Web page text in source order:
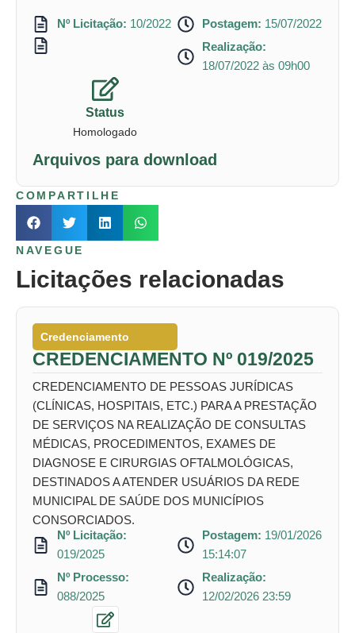
Nº Licitação: 10/2022 Postagem: 15/07/2022
Realização:
18/07/2022 às 09h00
Status
Homologado
Arquivos para download
COMPARTILHE
NAVEGUE
Licitações relacionadas
Credenciamento
CREDENCIAMENTO Nº 019/2025
CREDENCIAMENTO DE PESSOAS JURÍDICAS
(CLÍNICAS, HOSPITAIS, ETC.) PARA A PRESTAÇÃO
DE SERVIÇOS NA REALIZAÇÃO DE CONSULTAS
MÉDICAS, PROCEDIMENTOS, EXAMES DE
DIAGNOSE E CIRURGIAS OFTALMOLÓGICAS,
DESTINADOS A ATENDER USUÁRIOS DA REDE
MUNICIPAL DE SAÚDE DOS MUNICÍPIOS
CONSORCIADOS.
Nº Licitação:
019/2025
Nº Processo:
088/2025
Postagem: 19/01/2026
15:14:07
Realização:
12/02/2026 23:59